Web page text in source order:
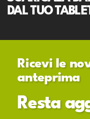
DAL TUO
Ricevi le
anteprima
Resta